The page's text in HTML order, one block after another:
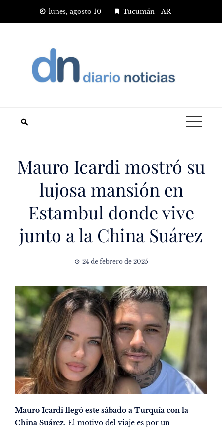
lunes, agosto 10 Tucumán - AR
Mauro Icardi mostró su
lujosa mansión en
Estambul donde vive
junto a la China Suárez
24 de febrero de 2025
Mauro Icardi llegó este sábado a Turquía con la
China Suárez. El motivo del viaje es por un